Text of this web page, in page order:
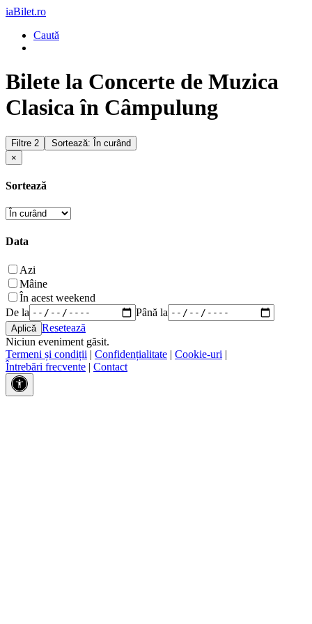
iaBilet.ro
Caută
Bilete la Concerte de Muzica
Clasica în Câmpulung
Filtre 2
Sortează: În curând
×
Sortează
Data
Azi
Mâine
În acest weekend
De la
Până la
Resetează
Niciun eveniment găsit.
Termeni și condiții | Confidențialitate | Cookie-uri |
Întrebări frecvente | Contact